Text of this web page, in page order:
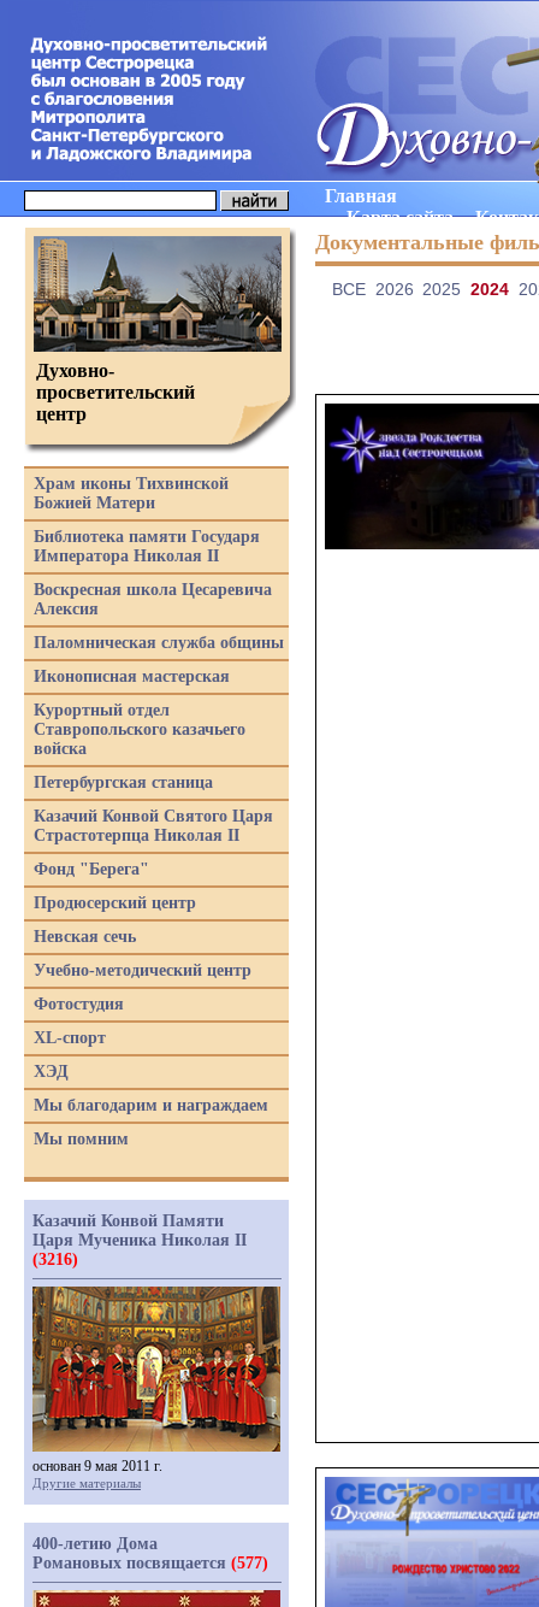
Главная
Карта сайта
Документальные
ВCE 2026 2025 2024
Духовно-
просветительский
центр
Храм иконы Тихвинской
Божией Матери
Библиотека памяти Государя
Императора Николая II
Воскресная школа Цесаревича
Алексия
Паломническая служба общины
Иконописная мастерская
Курортный отдел
Ставропольского казачьего
войска
Петербургская станица
Казачий Конвой Святого Царя
Страстотерпца Николая II
Фонд "Берега"
Продюсерский центр
Невская сечь
Учебно-методический центр
Фотостудия
XL-спорт
ХЭД
Мы благодарим и награждаем
Мы помним
Казачий Конвой Памяти
Царя Мученика Николая II
(3216)
основан 9 мая 2011 г.
Другие материалы
400-летию Дома
Романовых посвящается (577)